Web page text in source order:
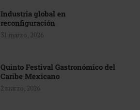
Industria global en
reconfiguración
31 marzo, 2026
Quinto Festival Gastronómico del
Caribe Mexicano
2 marzo, 2026